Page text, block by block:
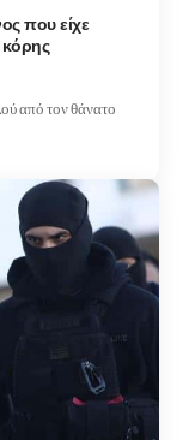
που είχε
κόρης
από τον θάνατο